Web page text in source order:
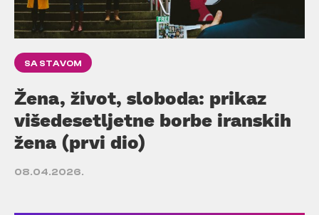
SA STAVOM
Žena, život, sloboda: prikaz
višedesetljetne borbe iranskih
žena (prvi dio)
08.04.2026.